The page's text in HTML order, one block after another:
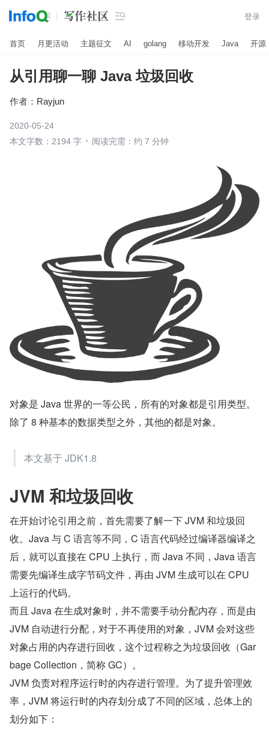
 登录
首页 月更活动 主题征文 AI golang 移动开发 Java 开源
从引用聊一聊 Java 垃圾回收
作者： Rayjun
2020-05-24
本文字数：2194 字
阅读完需：约 7 分钟
对象是 Java 世界的一等公民，所有的对象都是引用类型。
除了 8 种基本的数据类型之外，其他的都是对象。
本文基于 JDK1.8
JVM 和垃圾回收
在开始讨论引用之前，首先需要了解一下 JVM 和垃圾回
收。Java 与 C 语言等不同，C 语言代码经过编译器编译之
后，就可以直接在 CPU 上执行，而 Java 不同，Java 语言
需要先编译生成字节码文件，再由 JVM 生成可以在 CPU
上运行的代码。
而且 Java 在生成对象时，并不需要手动分配内存，而是由
JVM 自动进行分配，对于不再使用的对象，JVM 会对这些
对象占用的内存进行回收，这个过程称之为垃圾回收（Gar
bage Collection，简称 GC）。
JVM 负责对程序运行时的内存进行管理。为了提升管理效
率，JVM 将运行时的内存划分成了不同的区域，总体上的
划分如下：